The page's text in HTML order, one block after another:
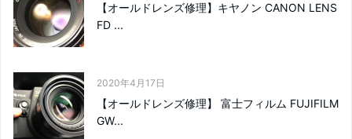
【オールドレンズ修理】キヤノン CANON LENS
FD ...
2020年4月17日
【オールドレンズ修理】 富士フィルム FUJIFILM
GW...